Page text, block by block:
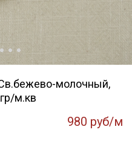
молочный,
м.кв
980 руб/м